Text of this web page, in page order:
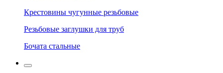
Крестовины чугунные резьбовые
Резьбовые заглушки для труб
Бочата стальные